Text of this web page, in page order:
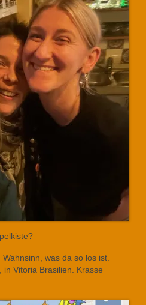
was da so los ist.
Vitoria Brasilien. Krasse